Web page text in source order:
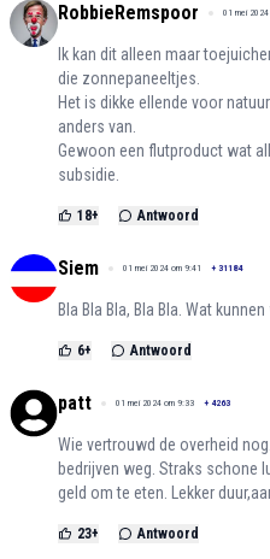
RobbieRemspoor 01 mei
Ik kan dit alleen maar
die zonnepaneeltjes.
Het is dikke ellende voor
anders van.
Gewoon een flutproduct wat
subsidie.
18+ Antwoord
Siem 01 mei 2024 om 9:41 + 31184
Bla Bla Bla, Bla Bla. Wat
6+ Antwoord
patt 01 mei 2024 om 9:33 + 4263
Wie vertrouwd de overheid
bedrijven weg. Straks schone
geld om te eten. Lekker
23+ Antwoord